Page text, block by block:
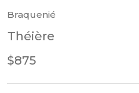
Braquenié
Théière
$875